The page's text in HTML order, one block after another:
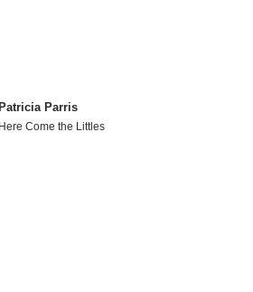
Parris
Here Come the Littles